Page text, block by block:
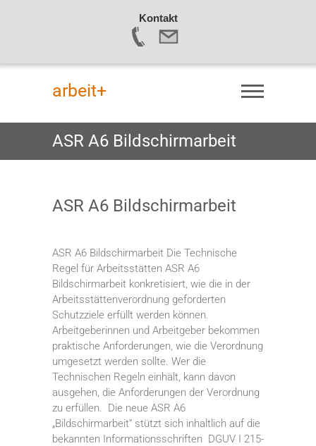
Kontakt
c
arbeit+
ASR A6 Bildschirmarbeit
ASR A6 Bildschirmarbeit
ASR A6 Bildschirmarbeit Die Technische
Regel für Arbeitsstätten ASR A6
Bildschirmarbeit konkretisiert, wie die in der
Arbeitsstättenverordnung geforderten
Schutzziele erfüllt werden können.
Arbeitgeberinnen und Arbeitgeber bekommen
praktische Anforderungen, wie die Verordnung
umgesetzt werden sollte. Wer die
Technischen Regeln einhält, kann davon
ausgehen, die Anforderungen der Verordnung
zu erfüllen. Die neue ASR A6
„Bildschirmarbeit“ stützt sich inhaltlich auf die
bekannten Informationsschriften DGUV I 215-